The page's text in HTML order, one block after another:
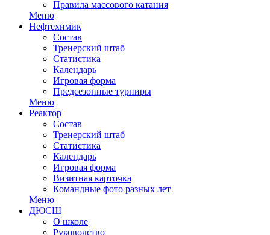
Правила массового катания
Меню
Нефтехимик
Состав
Тренерский штаб
Статистика
Календарь
Игровая форма
Предсезонные турниры
Меню
Реактор
Состав
Тренерский штаб
Статистика
Календарь
Игровая форма
Визитная карточка
Командные фото разных лет
Меню
ДЮСШ
О школе
Руководство